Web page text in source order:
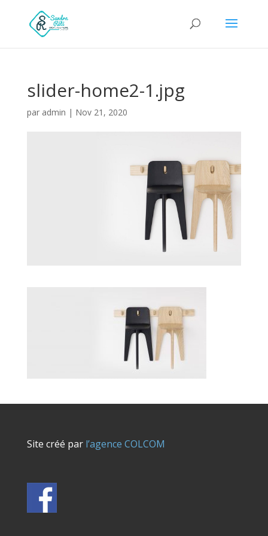
slider-home2-1.jpg
par admin | Nov 21, 2020
Site créé parl’agence COLCOM